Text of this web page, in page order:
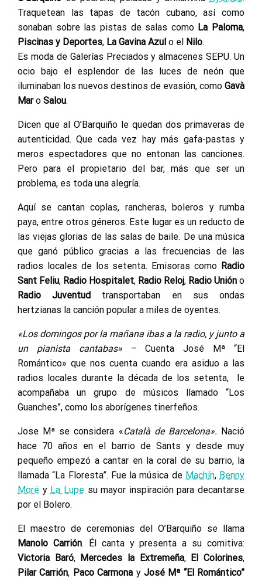
Traquetean las tapas de tacón cubano, así como
sonaban sobre las pistas de salas como La Paloma,
Piscinas y Deportes, La Gavina Azul o el Nilo.
Es moda de Galerías Preciados y almacenes SEPU. Un
ocio bajo el esplendor de las luces de neón que
iluminaban los nuevos destinos de evasión, como Gavà
Maro Salou.
Dicen que al O’Barquiño le quedan dos primaveras de
autenticidad. Que cada vez hay más gafa-pastas y
meros espectadores que no entonan las canciones.
Pero para el propietario del bar, más que ser un
problema, es toda una alegría.
Aquí se cantan coplas, rancheras, boleros y rumba
paya, entre otros géneros. Este lugar es un reducto de
las viejas glorias de las salas de baile. De una música
que ganó público gracias a las frecuencias de las
radios locales de los setenta. Emisoras como Radio
Sant Feliu, Radio Hospitalet, Radio Reloj, Radio Unión o
Radio Juventud transportaban en sus ondas
hertzianas la canción popular a miles de oyentes.
«Los domingos por la mañana ibas a la radio, y junto a
un pianista cantabas»– Cuenta José Mª “El
Romántico» que nos cuenta cuando era asiduo a las
radios locales durante la década de los setenta, le
acompañaba un grupo de músicos llamado “Los
Guanches”, como los aborígenes tinerfeños.
Jose Mª se considera «Català de Barcelona». Nació
hace 70 años en el barrio de Sants y desde muy
pequeño empezó a cantar en la coral de su barrio, la
llamada “La Floresta”. Fue la música de Machín, Benny
Moré y La Lupesu mayor inspiración para decantarse
por el Bolero.
El maestro de ceremonias del O’Barquiño se llama
Manolo Carrión. Él canta y presenta a su comitiva:
Victoria Baró, Mercedes la Extremeña, El Colorines,
Pilar Carrión, Paco Carmona y José Mª “El Romántico”